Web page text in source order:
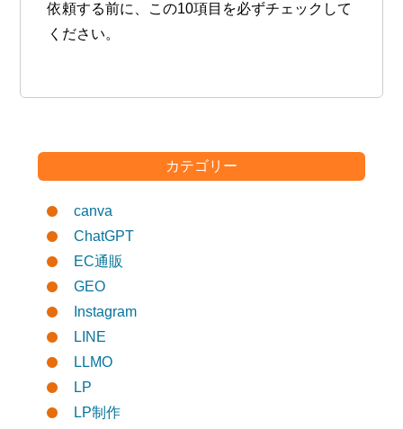
依頼する前に、この10項目を必ずチェックして
ください。
カテゴリー
canva
ChatGPT
EC通販
GEO
Instagram
LINE
LLMO
LP
LP制作